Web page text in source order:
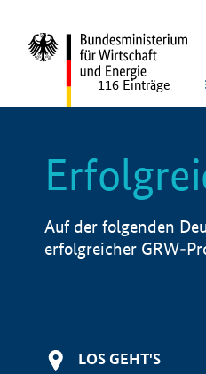
116 Einträge
Auf der folgenden
erfolgreicher GRW-
LOS GEHT'S